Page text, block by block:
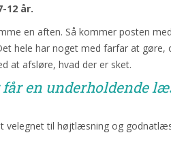
12 år.
en aften. Så kommer posten
hele har noget med farfar at
at afsløre, hvad der er sket.
får en underholdende
velegnet til højtlæsning og